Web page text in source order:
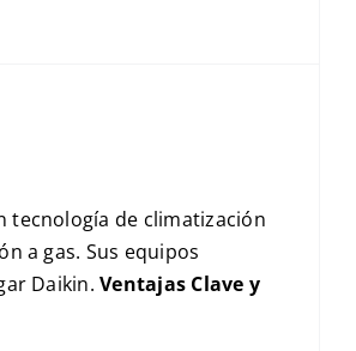
tecnología de climatización
a gas. Sus equipos
Daikin.Ventajas Clave y